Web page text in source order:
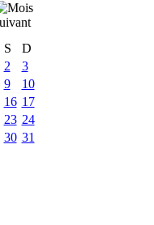
S
D
2
3
9
10
16 17
23 24
30 31